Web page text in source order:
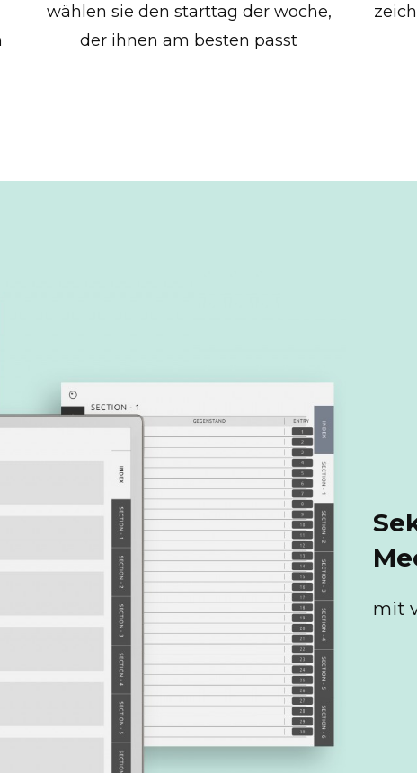
wählen sie den starttag der woche,
der ihnen am besten passt
mit